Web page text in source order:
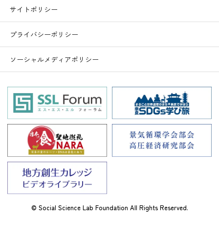
サイトポリシー
プライバシーポリシー
ソーシャルメディアポリシー
© Social Science Lab Foundation All Rights Reserved.